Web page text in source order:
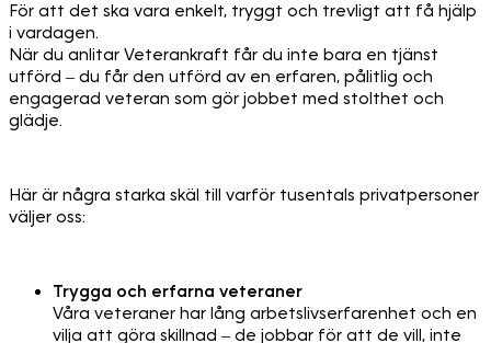
För att det ska vara enkelt, tryggt och trevligt att få hjälp
i vardagen.
När du anlitar Veterankraft får du inte bara en tjänst
utförd – du får den utförd av en erfaren, pålitlig och
engagerad veteran som gör jobbet med stolthet och
glädje.
Här är några starka skäl till varför tusentals privatpersoner
väljer oss:
Trygga och erfarna veteraner
Våra veteraner har lång arbetslivserfarenhet och en
vilja att göra skillnad – de jobbar för att de vill, inte